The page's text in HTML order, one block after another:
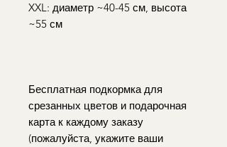
XXL: диаметр ~40-45 см, высота
~55 см
Бесплатная подкормка для
срезанных цветов и подарочная
карта к каждому заказу
(пожалуйста, укажите ваши